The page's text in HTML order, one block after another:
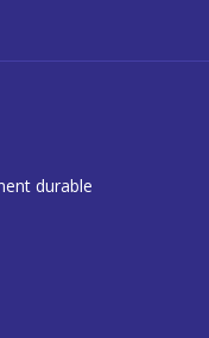
durable